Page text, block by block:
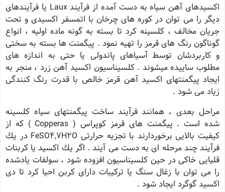
اكسیدهای آهن سیاه به دست آمده از فرآیند Laux یا فرآیندهای
دیگر را می توان در كوره های چرخان با اتمسفر اكسیدی و تحت
جریان مخالف ، كلسینه كرد تا بسته به گونه ماده اولیه ، انواع
گوناگون رنگ های قرمز را تهیه نمود . پیگمنت ها بسته به سختی
و كاربردشان توسط آسیاهای پاندولی یا حتی به اندازه های
مطلوب ساییده میشوند . كلسیناسیون اكسید آهن زرد ، منجر به
ایجاد پیگمنتهای اكسید آهن قرمز خالص با قدرت رنگ كنندگی
زیاد می شود .
مراحل بعدی ، همانند فرآیند ساخت پیگمنتهای سیاه كلسینه
شده است . پیگمنت های قرمز كوپراس ( Copperas ) كه از
كیفیت بالایی برخوردارند با تجزیه حرارتی FeSO4,7H2O در یك
فرآیند چند مرحله ای به دست می آیند . اگر یك اكسید یا كربنات
قلیایی خاكی در حین كلسیناسیون افزوده شود ، سولفات یادشده
را می توان با زغال سنگ یا تركیبات دارای كربن احیا كرد تا دی
اكسید گوگرد ایجاد شود .